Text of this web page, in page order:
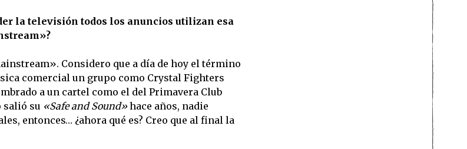
la televisión todos los anuncios utilizan esa
Considero que a día de hoy el término
comercial un grupo como Crystal Fighters
a un cartel como el del Primavera Club
salió su «Safe and Sound»hace años, nadie
entonces… ¿ahora qué es? Creo que al final la